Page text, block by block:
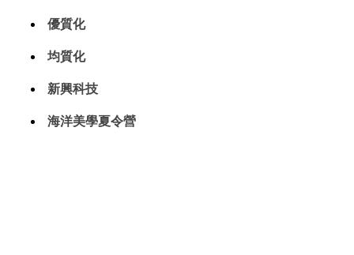
優質化
均質化
新興科技
海洋美學夏令營